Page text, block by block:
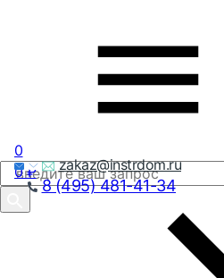
zakaz@instrdom.ru
8 (495) 481-41-34
0
0₽